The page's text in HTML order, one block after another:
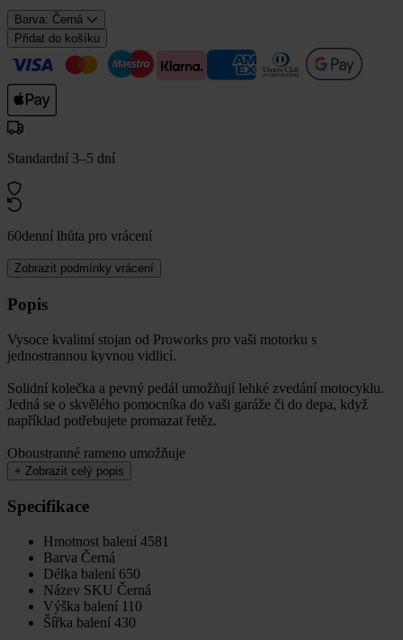
Barva: Černá
Přidat do košíku
Standardní 3–5 dní
60denní lhůta pro vrácení
Zobrazit podmínky vrácení
Popis
Vysoce kvalitní stojan od Proworks pro vaši motorku s
jednostrannou kyvnou vidlicí.
Solidní kolečka a pevný pedál umožňují lehké zvedání motocyklu.
Jedná se o skvělého pomocníka do vaši garáže či do depa, když
například potřebujete promazat řetěz.
Oboustranné rameno umožňuje
+ Zobrazit celý popis
Specifikace
Hmotnost balení 4581
Barva Černá
Délka balení 650
Název SKU Černá
Výška balení 110
Šířka balení 430